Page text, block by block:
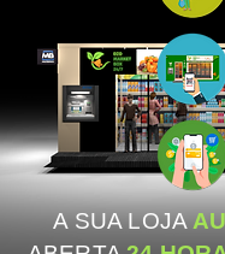
A SUA LOJA